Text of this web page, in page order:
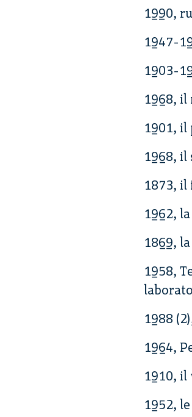
1990,
1947-
1903-
1968, il
1901,
1968, il
1873,
1962,
1869,
1958,
1988
1964,
1910, il
1952,